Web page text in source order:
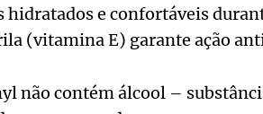
e confortáveis
(vitamina E) garante ação
não contém álcool –